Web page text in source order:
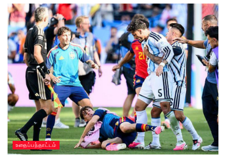
உதைப்பந்தாட்டம்